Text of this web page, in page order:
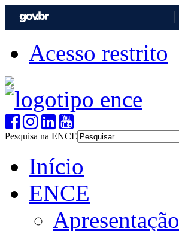
Acesso restrito
Pesquisa na ENCE
Início
ENCE
Apresentação